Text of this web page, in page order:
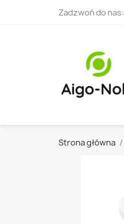
Zadzwoń do nas:
Strona główna